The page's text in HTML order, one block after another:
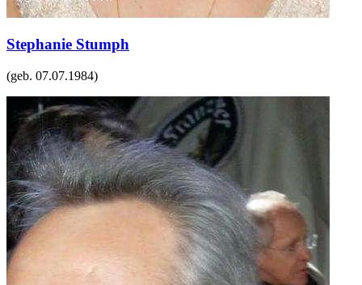
Stephanie Stumph
(geb. 07.07.1984)